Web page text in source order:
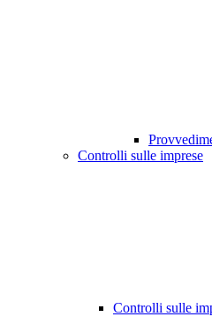
Controlli sulle imprese
Controlli sulle